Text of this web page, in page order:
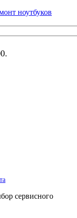
ноутбуков
сервисного